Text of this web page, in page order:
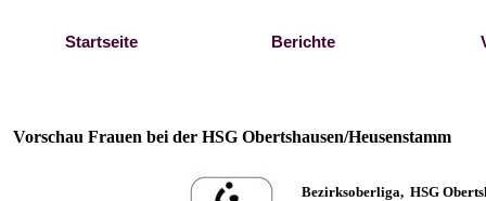
Startseite Berichte
Vorschau Frauen bei der HSG Obertshausen/Heusenstamm
Bezirksoberliga, HSG